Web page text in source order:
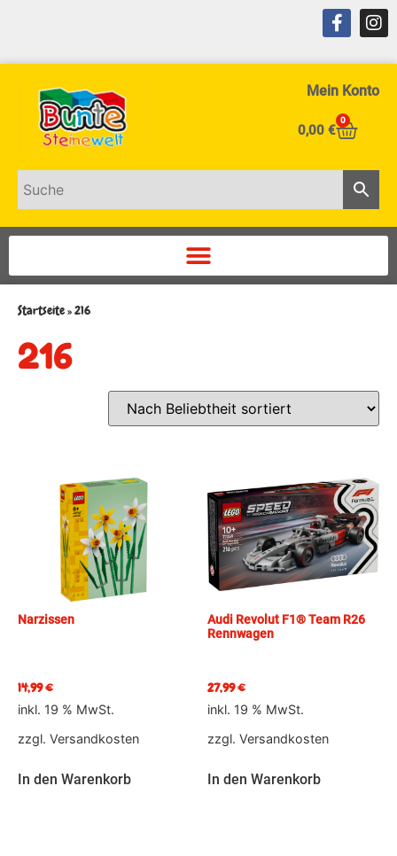
Mein Konto
0,00 €
0
Startseite»216
216
Narzissen
14,99€
inkl. 19 % MwSt.
zzgl. Versandkosten
In den Warenkorb
Audi Revolut F1® Team R26
Rennwagen
27,99€
inkl. 19 % MwSt.
zzgl. Versandkosten
In den Warenkorb